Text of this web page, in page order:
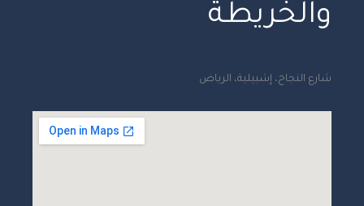
والخريطة
شارع النجاح، إشبيلية، الرياض